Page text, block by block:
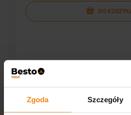
Zgoda Szczegóły
DO